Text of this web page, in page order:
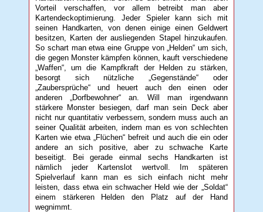
Vorteil verschaffen, vor allem betreibt man aber
Kartendeckoptimierung. Jeder Spieler kann sich mit
seinen Handkarten, von denen einige einen Geldwert
besitzen, Karten der ausliegenden Stapel hinzukaufen.
So schart man etwa eine Gruppe von „Helden“ um sich,
die gegen Monster kämpfen können, kauft verschiedene
„Waffen“, um die Kampfkraft der Helden zu stärken,
besorgt sich nützliche „Gegenstände“ oder
„Zaubersprüche“ und heuert auch den einen oder
anderen „Dorfbewohner“ an. Will man irgendwann
stärkere Monster besiegen, darf man sein Deck aber
nicht nur quantitativ verbessern, sondern muss auch an
seiner Qualität arbeiten, indem man es von schlechten
Karten wie etwa „Flüchen“ befreit und auch die ein oder
andere an sich positive, aber zu schwache Karte
beseitigt. Bei gerade einmal sechs Handkarten ist
nämlich jeder Kartenslot wertvoll. Im späteren
Spielverlauf kann man es sich einfach nicht mehr
leisten, dass etwa ein schwacher Held wie der „Soldat“
einem stärkeren Helden den Platz auf der Hand
wegnimmt.